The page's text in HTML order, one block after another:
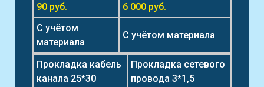
90 руб.
6 000 руб.
С учётом
материала
С учётом материала
Прокладка кабель
канала 25*30
Прокладка сетевого
провода 3*1,5